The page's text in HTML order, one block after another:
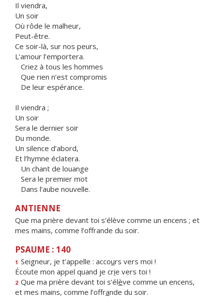
Il viendra,
Un soir
Où rôde le malheur,
Peut-être.
Ce soir-là, sur nos peurs,
L’amour l’emportera.
Criez à tous les hommes
Que rien n’est compromis
De leur espérance.
Il viendra ;
Un soir
Sera le dernier soir
Du monde.
Un silence d’abord,
Et l’hymne éclatera.
Un chant de louange
Sera le premier mot
Dans l’aube nouvelle.
ANTIENNE
Que ma prière devant toi s’élève comme un encens ; et
mes mains, comme l’offrande du soir.
PSAUME : 140
1 Seigneur, je t’appelle : accours vers moi !
Écoute mon appel quand je crie vers toi !
2 Que ma prière devant toi s’élève comme un encens,
et mes mains, comme l’offrande du soir.